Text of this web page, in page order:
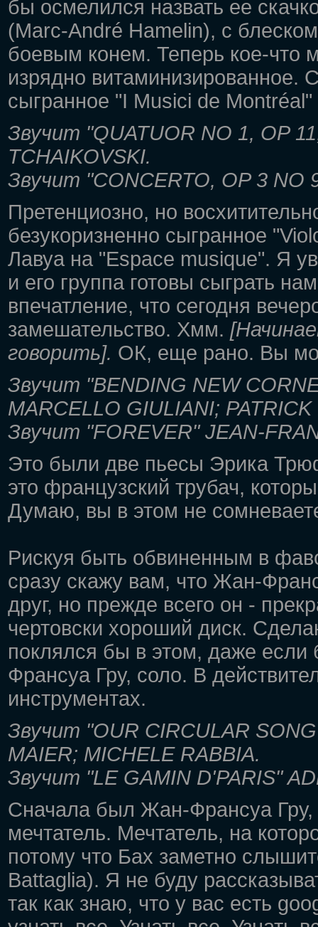
бы осмелился назвать ее
(Marc-André Hamelin), с
боевым конем. Теперь кое-что
изрядно витаминизированное.
сыгранное "I Musici de
Звучит "QUATUOR NO 1, OP
TCHAIKOVSKI.
Звучит "CONCERTO, OP 3 NO
Претенциозно, но
безукоризненно сыгранное
Лавуа на "Espace musique". Я
и его группа готовы сыграть
впечатление, что сегодня
замешательство. Хмм.
говорить]. ОК, еще рано. Вы
Звучит "BENDING NEW
MARCELLO GIULIANI;
Звучит "FOREVER" JEAN-
Это были две пьесы Эрика
это французский трубач,
Думаю, вы в этом не
Рискуя быть обвиненным в
сразу скажу вам, что Жан-
друг, но прежде всего он -
чертовски хороший диск.
поклялся бы в этом, даже
Франсуа Гру, соло. В
инструментах.
Звучит "OUR CIRCULAR
MAIER; MICHELE RABBIA.
Звучит "LE GAMIN D'PARIS"
Сначала был Жан-Франсуа Гру,
мечтатель. Мечтатель, на
потому что Бах заметно
Battaglia). Я не буду
так как знаю, что у вас есть